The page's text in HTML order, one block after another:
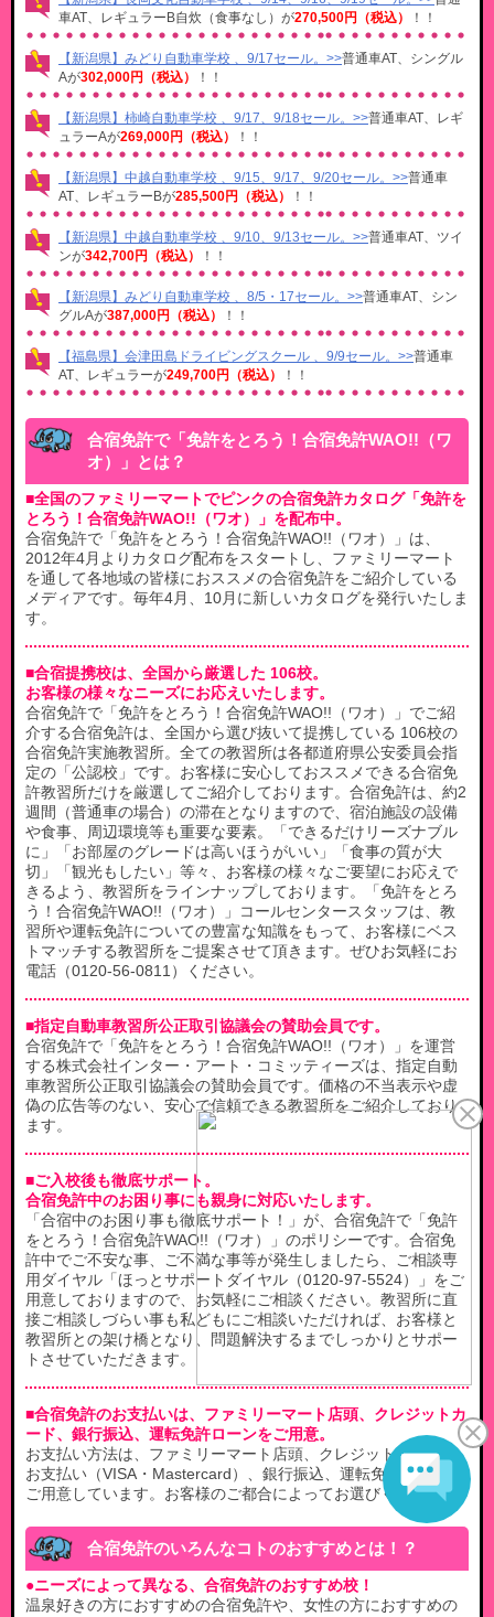
車AT、レギュラーB自炊（食事なし）が270,500円（税込） ！！
【新潟県】みどり自動車学校 、9/17セール。>>普通車AT、シングル
Aが302,000円（税込） ！！
【新潟県】柿崎自動車学校 、9/17、9/18セール。>>普通車AT、レギ
ュラーAが269,000円（税込） ！！
【新潟県】中越自動車学校 、9/15、9/17、9/20セール。>>普通車
AT、レギュラーBが285,500円（税込） ！！
【新潟県】中越自動車学校 、9/10、9/13セール。>>普通車AT、ツイ
ンが342,700円（税込） ！！
【新潟県】みどり自動車学校 、8/5・17セール。>>普通車AT、シン
グルAが387,000円（税込） ！！
【福島県】会津田島ドライビングスクール 、9/9セール。>>普通車
AT、レギュラーが249,700円（税込） ！！
合宿免許で「免許をとろう！合宿免許WAO!!（ワ
オ）」とは？
■全国のファミリーマートでピンクの合宿免許カタログ「免許を
とろう！合宿免許WAO!!（ワオ）」を配布中。
合宿免許で「免許をとろう！合宿免許WAO!!（ワオ）」は、
2012年4月よりカタログ配布をスタートし、ファミリーマート
を通して各地域の皆様におススメの合宿免許をご紹介している
メディアです。毎年4月、10月に新しいカタログを発行いたしま
す。
■合宿提携校は、全国から厳選した 106校。
お客様の様々なニーズにお応えいたします。
合宿免許で「免許をとろう！合宿免許WAO!!（ワオ）」でご紹
介する合宿免許は、全国から選び抜いて提携している 106校の
合宿免許実施教習所。全ての教習所は各都道府県公安委員会指
定の「公認校」です。お客様に安心しておススメできる合宿免
許教習所だけを厳選してご紹介しております。合宿免許は、約2
週間（普通車の場合）の滞在となりますので、宿泊施設の設備
や食事、周辺環境等も重要な要素。「できるだけリーズナブル
に」「お部屋のグレードは高いほうがいい」「食事の質が大
切」「観光もしたい」等々、お客様の様々なご要望にお応えで
きるよう、教習所をラインナップしております。「免許をとろ
う！合宿免許WAO!!（ワオ）」コールセンタースタッフは、教
習所や運転免許についての豊富な知識をもって、お客様にベス
トマッチする教習所をご提案させて頂きます。ぜひお気軽にお
電話（0120-56-0811）ください。
■指定自動車教習所公正取引協議会の賛助会員です。
合宿免許で「免許をとろう！合宿免許WAO!!（ワオ）」を運営
する株式会社インター・アート・コミッティーズは、指定自動
車教習所公正取引協議会の賛助会員です。価格の不当表示や虚
偽の広告等のない、安心で信頼できる教習所をご紹介しており
ます。
■ご入校後も徹底サポート。
合宿免許中のお困り事にも親身に対応いたします。
「合宿中のお困り事も徹底サポート！」が、合宿免許で「免許
をとろう！合宿免許WAO!!（ワオ）」のポリシーです。合宿免
許中でご不安な事、ご不満な事等が発生しましたら、ご相談専
用ダイヤル「ほっとサポートダイヤル（0120-97-5524）」をご
用意しておりますので、お気軽にご相談ください。教習所に直
接ご相談しづらい事も私どもにご相談いただければ、お客様と
教習所との架け橋となり、問題解決するまでしっかりとサポー
トさせていただきます。
■合宿免許のお支払いは、ファミリーマート店頭、クレジットカ
ード、銀行振込、運転免許ローンをご用意。
お支払い方法は、ファミリーマート店頭、クレジットカードで
お支払い（VISA・Mastercard）、銀行振込、運転免許ローンを
ご用意しています。お客様のご都合によってお選びください。
合宿免許のいろんなコトのおすすめとは！？
●ニーズによって異なる、合宿免許のおすすめ校！
温泉好きの方におすすめの合宿免許や、女性の方におすすめの